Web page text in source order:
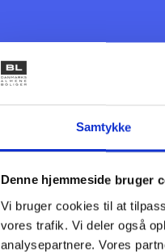
Samtykke
Denne hjemmeside bruger
Vi bruger cookies til at
vores trafik. Vi deler også
analysepartnere. Vores